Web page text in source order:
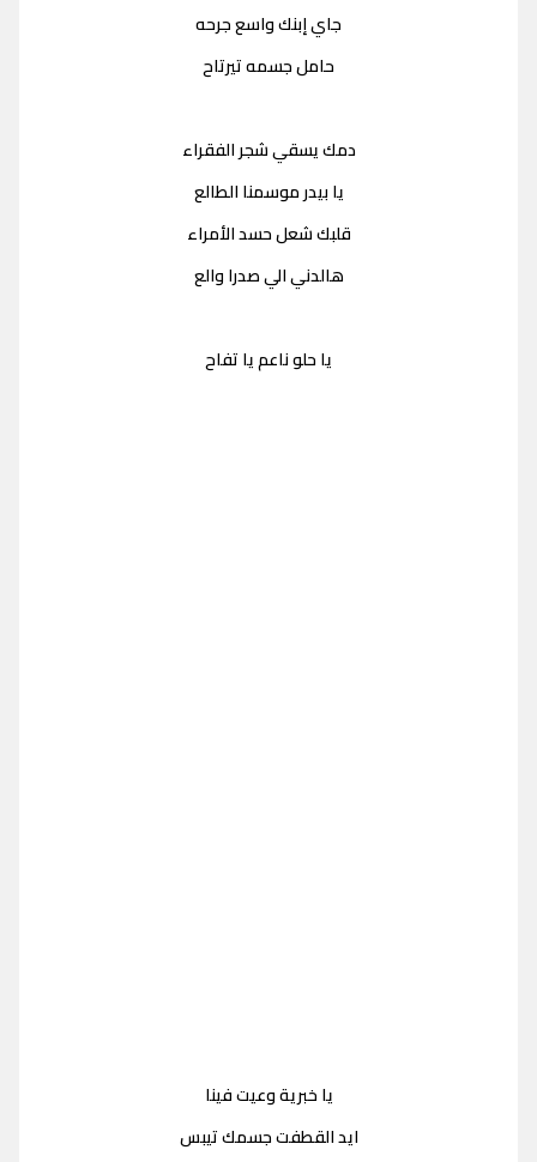
جاي إبنك واسع جرحه
حامل جسمه تيرتاح
دمك يسقي شجر الفقراء
يا بيدر موسمنا الطالع
قلبك شعل حسد الأمراء
هالدني الي صدرا والع
يا حلو ناعم يا تفاح
يا خبرية وعيت فينا
ايد القطفت جسمك تيبس